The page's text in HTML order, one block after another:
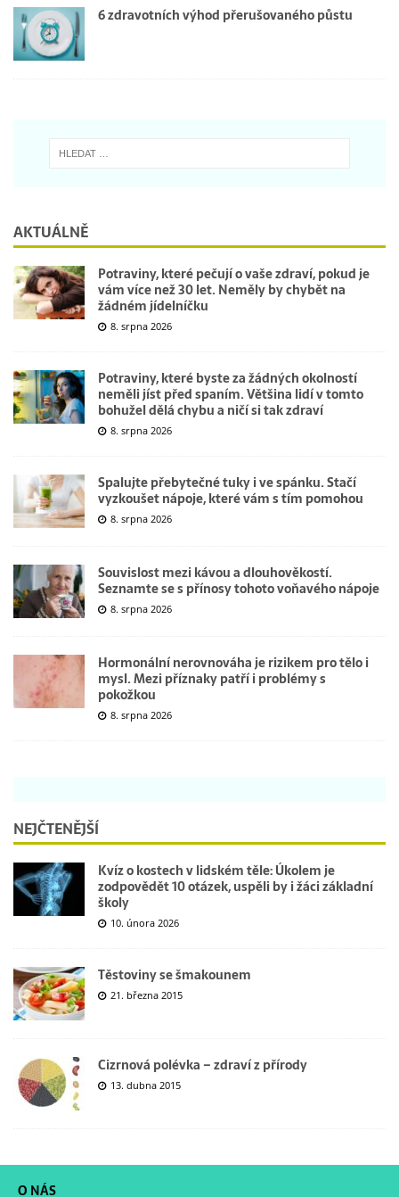
6 zdravotních výhod přerušovaného půstu
AKTUÁLNĚ
Potraviny, které pečují o vaše zdraví, pokud je
vám více než 30 let. Neměly by chybět na
žádném jídelníčku
8. srpna 2026
Potraviny, které byste za žádných okolností
neměli jíst před spaním. Většina lidí v tomto
bohužel dělá chybu a ničí si tak zdraví
8. srpna 2026
Spalujte přebytečné tuky i ve spánku. Stačí
vyzkoušet nápoje, které vám s tím pomohou
8. srpna 2026
Souvislost mezi kávou a dlouhověkostí.
Seznamte se s přínosy tohoto voňavého nápoje
8. srpna 2026
Hormonální nerovnováha je rizikem pro tělo i
mysl. Mezi příznaky patří i problémy s
pokožkou
8. srpna 2026
NEJČTENĚJŠÍ
Kvíz o kostech v lidském těle: Úkolem je
zodpovědět 10 otázek, uspěli by i žáci základní
školy
10. února 2026
Těstoviny se šmakounem
21. března 2015
Cizrnová polévka – zdraví z přírody
13. dubna 2015
O NÁS